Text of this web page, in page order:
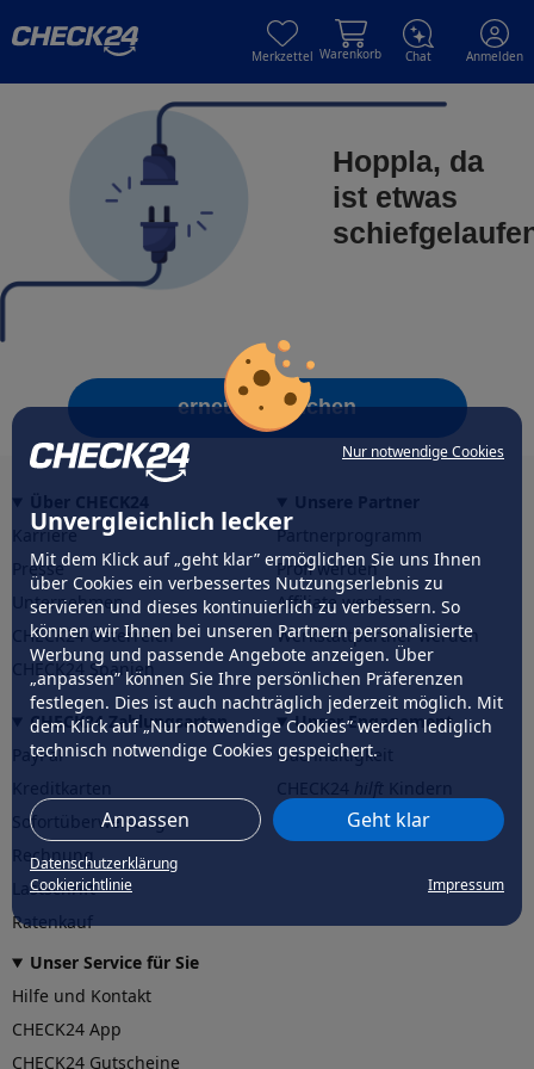
Nur notwendige Cookies
Unvergleichlich lecker
Mit dem Klick auf „geht klar” ermöglichen Sie uns Ihnen
über Cookies ein verbessertes Nutzungserlebnis zu
servieren und dieses kontinuierlich zu verbessern. So
können wir Ihnen bei unseren Partnern personalisierte
Werbung und passende Angebote anzeigen. Über
„anpassen” können Sie Ihre persönlichen Präferenzen
festlegen. Dies ist auch nachträglich jederzeit möglich. Mit
dem Klick auf „Nur notwendige Cookies” werden lediglich
technisch notwendige Cookies gespeichert.
Anpassen Geht klar
Datenschutzerklärung
Cookierichtlinie
Impressum
Merkzettel Warenkorb Chat Anmelden
Hoppla, da
ist etwas
erneut versuchen
Karriere
Presse
Unternehmen
CHECK24 Österreich
CHECK24 Spanien
Partnerprogramm
Profi werden
Affiliate werden
Werkstattpartner werden
CHECK24 Zahlungsarten
PayPal
Sofortüberweisung
Rechnung
Lastschrift
Ratenkauf
Unser Engagement
Nachhaltigkeit
CHECK24hilftder Natur
Unser Service für Sie
Hilfe und Kontakt
CHECK24 App
CHECK24 Gutscheine